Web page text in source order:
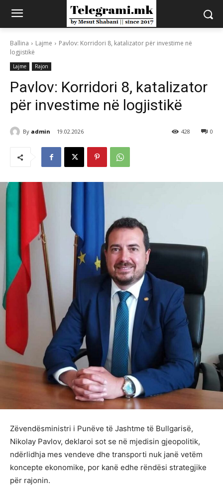
Ballina Lajme
Pavlov: Korridori 8, katalizator për investime në
logjistikë
Lajme Rajon
Pavlov: Korridori 8, katalizator
për investime në logjistikë
By admin 19.02.2026 0
428
Zëvendësministri i Punëve të Jashtme të Bullgarisë,
Nikolay Pavlov, deklaroi sot se në mjedisin gjeopolitik,
ndërlidhja mes vendeve dhe transporti nuk janë vetëm
koncepte ekonomike, por kanë edhe rëndësi strategjike
për rajonin.